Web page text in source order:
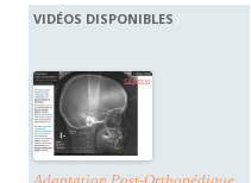
VIDÉOS DISPONIBLES